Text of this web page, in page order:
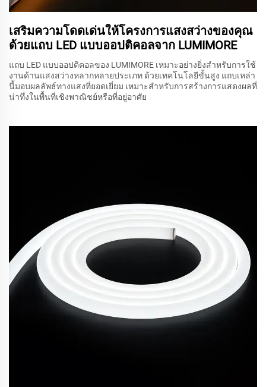
เสริมความโดดเด่นให้โครงการแสงสว่างของคุณ
ด้วยแถบ LED แบบออปติคอลจาก LUMIMORE
แถบ LED แบบออปติคอลของ LUMIMORE เหมาะอย่างยิ่งสำหรับการใช้
งานด้านแสงสว่างหลากหลายประเภท ด้วยเทคโนโลยีขั้นสูง แถบเหล่า
นี้มอบผลลัพธ์ทางแสงที่ยอดเยี่ยม เหมาะสำหรับการสร้างการแสดงผลที่
น่าทึ่งในพื้นที่เชิงพาณิชย์หรือที่อยู่อาศัย